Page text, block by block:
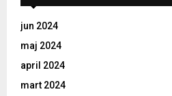
jun 2024
maj 2024
april 2024
mart 2024